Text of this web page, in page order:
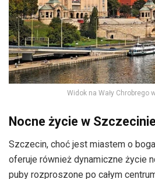
Widok na Wały Chrobrego
Nocne życie w Szczecinie
Szczecin, choć jest miastem o
oferuje również dynamiczne życie
puby rozproszone po całym